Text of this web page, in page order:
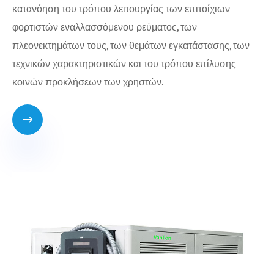
κατανόηση του τρόπου λειτουργίας των επιτοίχιων
φορτιστών εναλλασσόμενου ρεύματος, των
πλεονεκτημάτων τους, των θεμάτων εγκατάστασης, των
τεχνικών χαρακτηριστικών και του τρόπου επίλυσης
κοινών προκλήσεων των χρηστών.
